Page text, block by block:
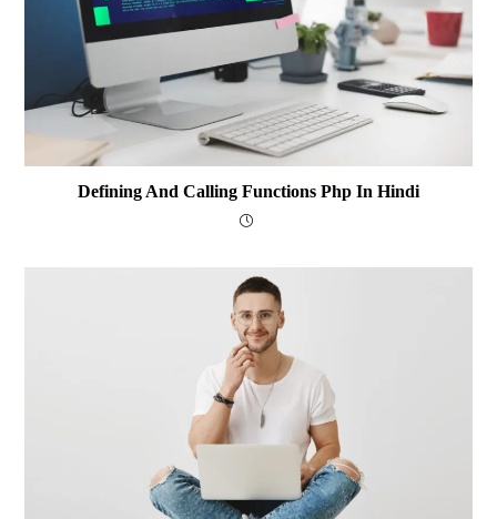
Defining And Calling Functions Php In Hindi